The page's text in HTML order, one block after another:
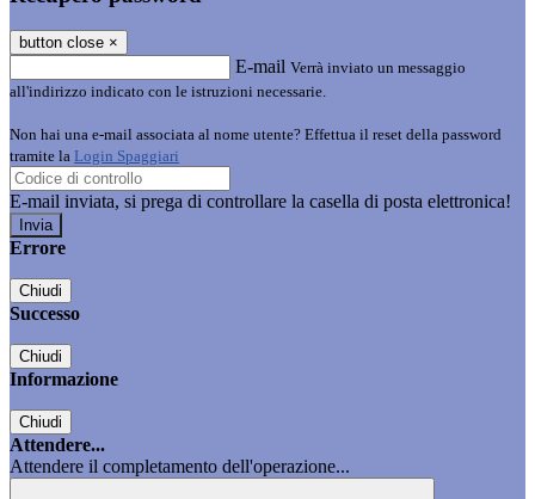
button close ×
E-mail Verrà inviato un messaggio
all'indirizzo indicato con le istruzioni necessarie.
Non hai una e-mail associata al nome utente? Effettua il reset della password
tramite la Login Spaggiari
E-mail inviata, si prega di controllare la casella di posta elettronica!
Errore
Chiudi
Successo
Chiudi
Informazione
Chiudi
Attendere...
Attendere il completamento dell'operazione...